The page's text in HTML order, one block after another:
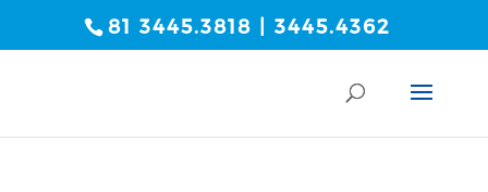
81 3445.3818 | 3445.4362